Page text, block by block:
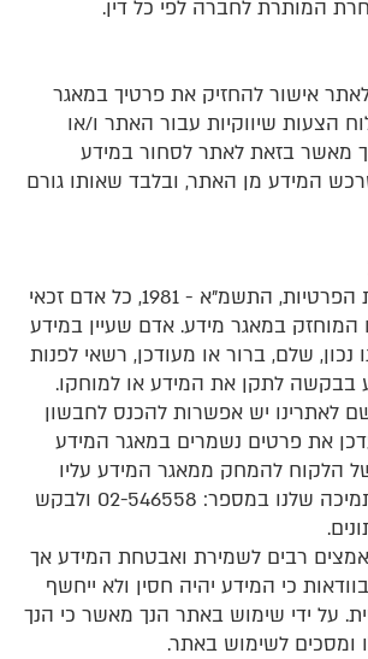
לאתר אישור להחזיק את פרטיך במאגר
הצעות שיווקיות עבור האתר ו/או
מאשר בזאת לאתר לסחור במידע
המידע מן האתר, ובלבד שאותו גורם
9. על-פי חוק הגנת הפרטיות, התשמ"א - 1981, כל אדם זכאי
המוחזק במאגר מידע. אדם שעיין במידע
נכון, שלם, ברור או מעודכן, רשאי לפנות
בבקשה לתקן את המידע או למוחקו.
לאתרינו יש אפשרות להכנס לחבשון
את פרטים נשמרים במאגר המידע
הלקוח להמחק ממאגר המידע עליו
ליצור קשר עם התמיכה שלנו במספר: 02-546558 ולבקש
רבים לשמירת ואבטחת המידע אך
כי המידע יהיה חסין ולא ייחשף
על ידי שימוש באתר הנך מאשר כי הנך
ומסכים לשימוש באתר.